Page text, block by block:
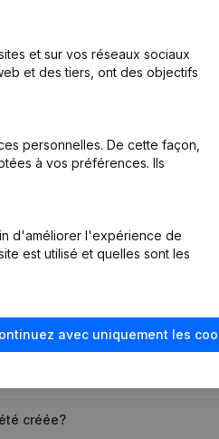
etc...)(NL)
créée?
et sur vos réseaux sociaux
et des tiers, ont des objectifs
personnelles. De cette façon,
à vos préférences. Ils
d'améliorer l'expérience de
est utilisé et quelles sont les
avec uniquement les